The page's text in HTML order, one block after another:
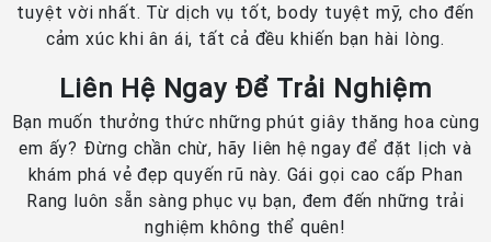
tuyệt vời nhất. Từ dịch vụ tốt, body tuyệt mỹ, cho đến
cảm xúc khi ân ái, tất cả đều khiến bạn hài lòng.
Liên Hệ Ngay Để Trải Nghiệm
Bạn muốn thưởng thức những phút giây thăng hoa cùng
em ấy? Đừng chần chừ, hãy liên hệ ngay để đặt lịch và
khám phá vẻ đẹp quyến rũ này. Gái gọi cao cấp Phan
Rang luôn sẵn sàng phục vụ bạn, đem đến những trải
nghiệm không thể quên!